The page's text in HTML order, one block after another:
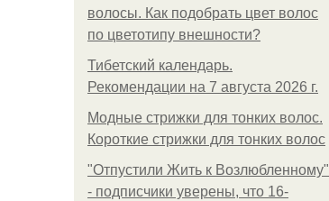
волосы. Как подобрать цвет волос
по цветотипу внешности?
Тибетский календарь.
Рекомендации на 7 августа 2026 г.
Модные стрижки для тонких волос.
Короткие стрижки для тонких волос
"Отпустили Жить к Возлюбленному"
- подписчики уверены, что 16-